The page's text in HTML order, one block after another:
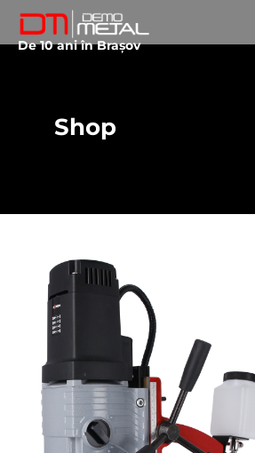
De 10 ani în Brașov
Shop